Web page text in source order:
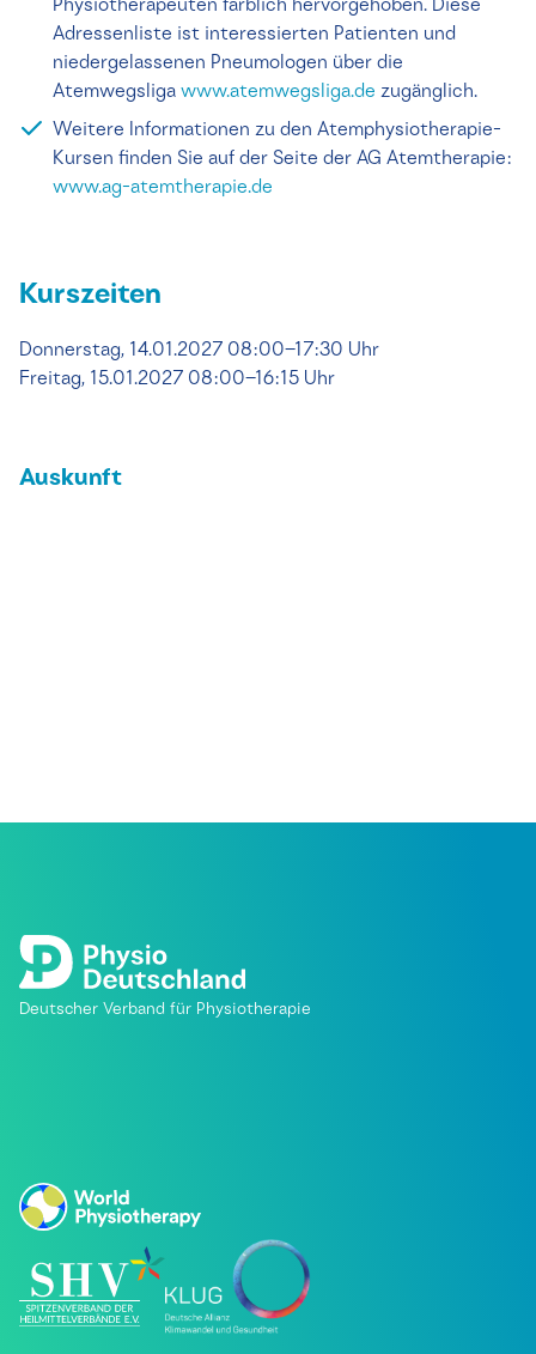
Physiotherapeuten farblich hervorgehoben. Diese
Adressenliste ist interessierten Patienten und
niedergelassenen Pneumologen über die
Atemwegsliga www.atemwegsliga.de zugänglich.
Weitere Informationen zu den Atemphysiotherapie-
Kursen finden Sie auf der Seite der AG Atemtherapie:
www.ag-atemtherapie.de
Kurszeiten
Donnerstag, 14.01.2027 08:00–17:30 Uhr
Freitag, 15.01.2027 08:00–16:15 Uhr
Auskunft
Deutscher Verband für Physiotherapie